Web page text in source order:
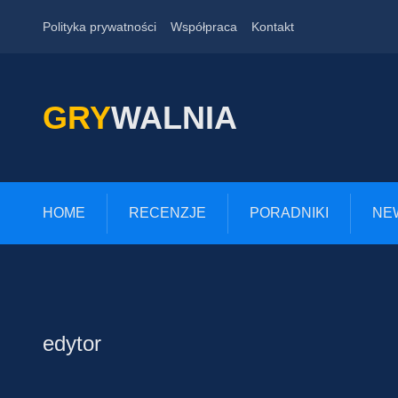
Polityka prywatności Współpraca Kontakt
GRYWALNIA
HOME RECENZJE PORADNIKI
edytor